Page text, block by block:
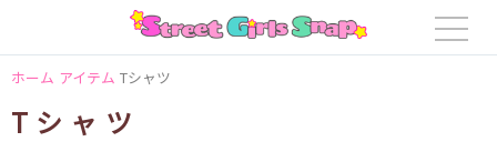
ホーム アイテム Tシャツ
Tシャツ